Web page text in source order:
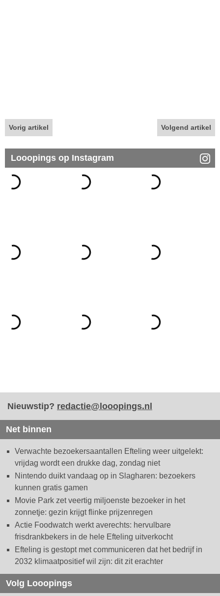
Vorig artikel Volgend artikel
Looopings op Instagram
Nieuwstip? redactie@looopings.nl
Net binnen
Verwachte bezoekersaantallen Efteling weer uitgelekt:
vrijdag wordt een drukke dag, zondag niet
Nintendo duikt vandaag op in Slagharen: bezoekers
kunnen gratis gamen
Movie Park zet veertig miljoenste bezoeker in het
zonnetje: gezin krijgt flinke prijzenregen
Actie Foodwatch werkt averechts: hervulbare
frisdrankbekers in de hele Efteling uitverkocht
Efteling is gestopt met communiceren dat het bedrijf in
2032 klimaatpositief wil zijn: dit zit erachter
Volg Looopings